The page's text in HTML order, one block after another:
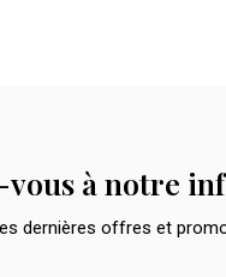
vous à notre
dernières offres et